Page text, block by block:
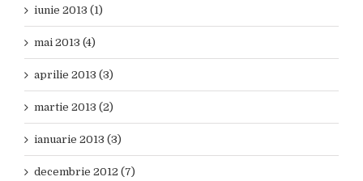
iunie 2013 (1)
mai 2013 (4)
aprilie 2013 (3)
martie 2013 (2)
ianuarie 2013 (3)
decembrie 2012 (7)